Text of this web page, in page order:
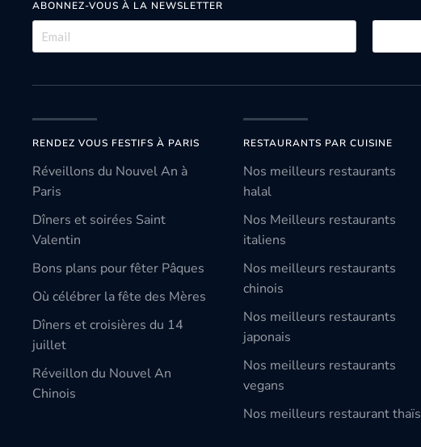
ABONNEZ-VOUS À LA NEWSLETTER
RENDEZ VOUS FESTIFS À PARIS
Réveillons du Nouvel An à
Paris
Dîners et soirées Saint
Valentin
Bons plans pour fêter Pâques
Où célébrer la fête des Mères
Dîners et croisières du 14
juillet
Réveillon du Nouvel An
Chinois
RESTAURANTS PAR CUISINE
Nos meilleurs restaurants
halal
Nos Meilleurs restaurants
italiens
Nos meilleurs restaurants
chinois
Nos meilleurs restaurants
japonais
Nos meilleurs restaurants
vegans
Nos meilleurs restaurant thaïs